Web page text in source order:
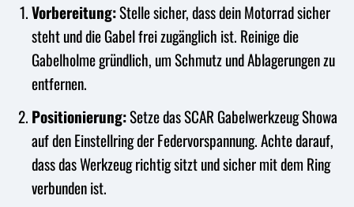
Vorbereitung:Stelle sicher, dass dein Motorrad sicher
steht und die Gabel frei zugänglich ist. Reinige die
Gabelholme gründlich, um Schmutz und Ablagerungen zu
entfernen.
Positionierung:Setze das SCAR Gabelwerkzeug Showa
auf den Einstellring der Federvorspannung. Achte darauf,
dass das Werkzeug richtig sitzt und sicher mit dem Ring
verbunden ist.